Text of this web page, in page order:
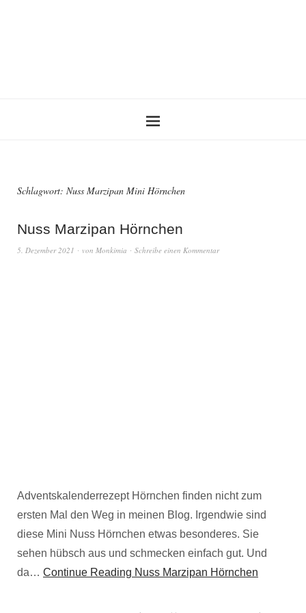
Schlagwort: Nuss Marzipan Mini Hörnchen
Nuss Marzipan Hörnchen
5. Dezember 2021 von Monkimia Schreibe einen Kommentar
Adventskalenderrezept Hörnchen finden nicht zum
ersten Mal den Weg in meinen Blog. Irgendwie sind
diese Mini Nuss Hörnchen etwas besonderes. Sie
sehen hübsch aus und schmecken einfach gut. Und
da… Continue Reading Nuss Marzipan Hörnchen